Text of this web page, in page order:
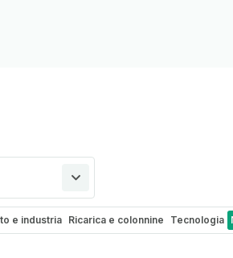
e industria Ricarica e colonnine Tecnologia